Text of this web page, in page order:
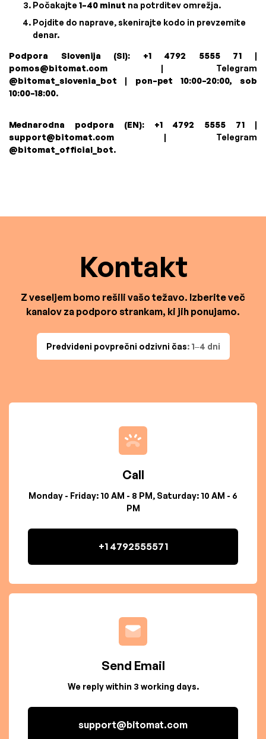
Počakajte 1–40 minut na potrditev omrežja.
Pojdite do naprave, skenirajte kodo in prevzemite
denar.
Podpora Slovenija (SI): +1 4792 5555 71 |
pomos@bitomat.com | Telegram
@bitomat_slovenia_bot | pon–pet 10:00–20:00, sob
10:00–18:00.
Mednarodna podpora (EN): +1 4792 5555 71 |
support@bitomat.com | Telegram
@bitomat_official_bot.
Kontakt
Z veseljem bomo rešili vašo težavo. Izberite več
kanalov za podporo strankam, ki jih ponujamo.
Predvideni povprečni odzivni čas: 1–4 dni
Call
Monday - Friday: 10 AM - 8 PM, Saturday: 10 AM - 6
PM
+1 4792555571
Send Email
We reply within 3 working days.
support@bitomat.com